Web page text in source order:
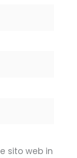
sito web in